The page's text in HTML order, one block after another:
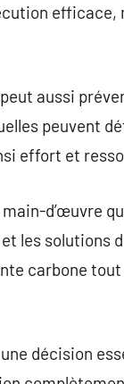
aussi
peuvent
effort et
d’œuvre
les solutions
carbone
décision